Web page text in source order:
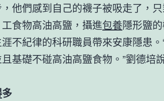
他們感到自己的襪子被吸走了，
食物高油高鹽，攝進包養隱形鹽
不紀律的科研職員帶來安康隱患。
基礎不碰高油高鹽食物。”劉德培
多